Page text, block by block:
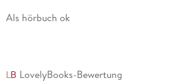
Als hörbuch ok
LovelyBooks-Bewertung